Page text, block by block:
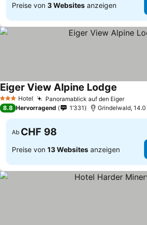
Preise von 3 Websites anzeigen
3 SterneHotel Panoramablick auf den Eiger
Eiger View Alpine Lodge
8.8 Hervorragend 1’331 Grindelwald,
Ab CHF 98
Preise von 13 Websites anzeigen